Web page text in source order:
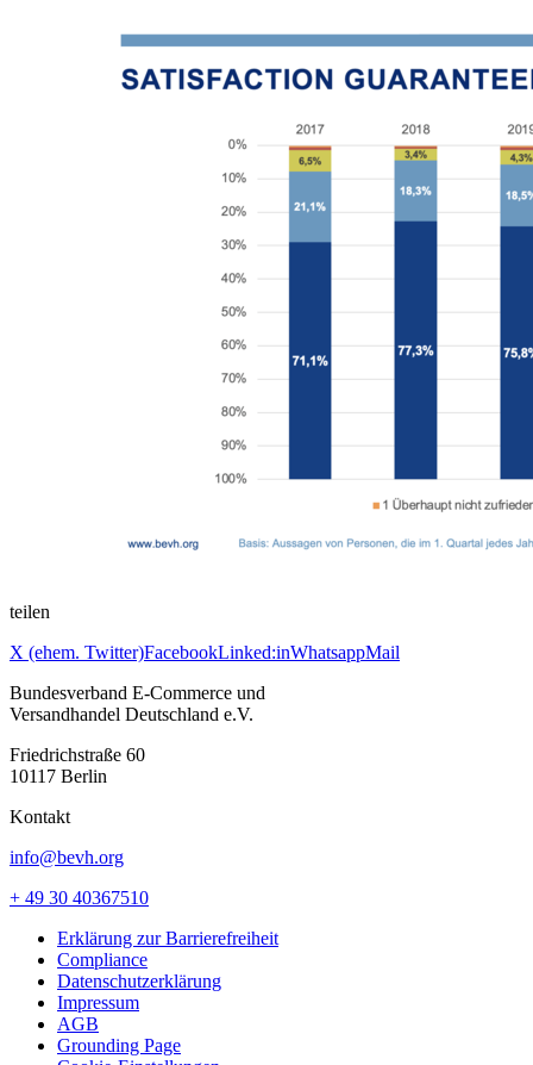
teilen
X (ehem. Twitter)FacebookLinked:inWhatsappMail
Bundesverband E-Commerce und
Versandhandel Deutschland e.V.
Friedrichstraße 60
10117 Berlin
Kontakt
info@bevh.org
+ 49 30 40367510
Erklärung zur Barrierefreiheit
Compliance
Datenschutzerklärung
Impressum
AGB
Grounding Page